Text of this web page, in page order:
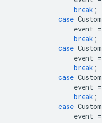
break ;
case
event =
break ;
case
event =
break ;
case
event =
break ;
case
event =